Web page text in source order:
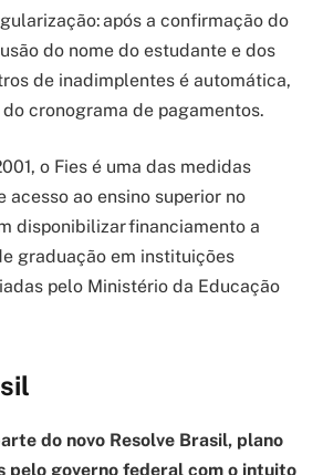
após a confirmação do
do nome do estudante e dos
de inadimplentes é automática,
cronograma de pagamentos.
o Fies é uma das medidas
acesso ao ensino superior no
disponibilizar financiamento a
graduação em instituições
pelo Ministério da Educação
do novo Resolve Brasil, plano
pelo governo federal com o intuito